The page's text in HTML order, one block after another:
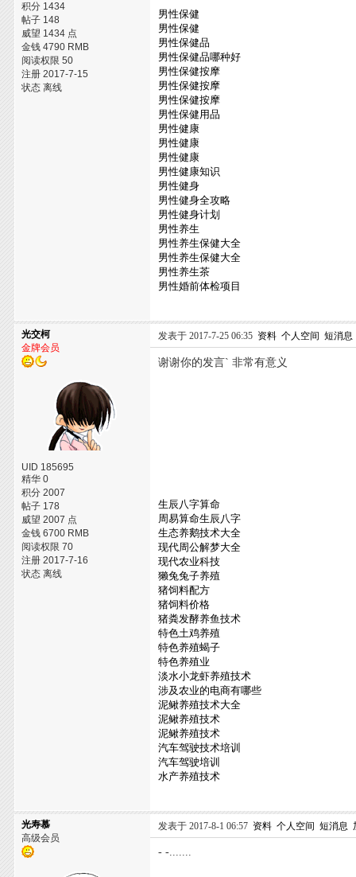
积分 1434
帖子 148
威望 1434 点
金钱 4790 RMB
阅读权限 50
注册 2017-7-15
状态 离线
男性保健
男性保健
男性保健品
男性保健品哪种好
男性保健按摩
男性保健按摩
男性保健按摩
男性保健用品
男性健康
男性健康
男性健康
男性健康知识
男性健身
男性健身全攻略
男性健身计划
男性养生
男性养生保健大全
男性养生保健大全
男性养生茶
男性婚前体检项目
光交柯
金牌会员
UID 185695
精华 0
积分 2007
帖子 178
威望 2007 点
金钱 6700 RMB
阅读权限 70
注册 2017-7-16
状态 离线
发表于 2017-7-25 06:35 资料 个人空间 短消息
谢谢你的发言` 非常有意义
生辰八字算命
周易算命生辰八字
生态养鹅技术大全
现代周公解梦大全
现代农业科技
獭兔兔子养殖
猪饲料配方
猪饲料价格
猪粪发酵养鱼技术
特色土鸡养殖
特色养殖蝎子
特色养殖业
淡水小龙虾养殖技术
涉及农业的电商有哪些
泥鳅养殖技术大全
泥鳅养殖技术
泥鳅养殖技术
汽车驾驶技术培训
汽车驾驶培训
水产养殖技术
光寿慕
高级会员
发表于 2017-8-1 06:57 资料 个人空间 短消息
- -.......